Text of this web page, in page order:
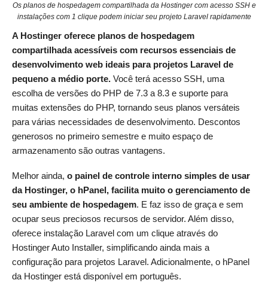
Os planos de hospedagem compartilhada da Hostinger com acesso SSH e
instalações com 1 clique podem iniciar seu projeto Laravel rapidamente
A Hostinger oferece planos de hospedagem
compartilhada acessíveis com recursos essenciais de
desenvolvimento web ideais para projetos Laravel de
pequeno a médio porte. Você terá acesso SSH, uma
escolha de versões do PHP de 7.3 a 8.3 e suporte para
muitas extensões do PHP, tornando seus planos versáteis
para várias necessidades de desenvolvimento. Descontos
generosos no primeiro semestre e muito espaço de
armazenamento são outras vantagens.
Melhor ainda, o painel de controle interno simples de usar
da Hostinger, o hPanel, facilita muito o gerenciamento de
seu ambiente de hospedagem. E faz isso de graça e sem
ocupar seus preciosos recursos de servidor. Além disso,
oferece instalação Laravel com um clique através do
Hostinger Auto Installer, simplificando ainda mais a
configuração para projetos Laravel. Adicionalmente, o hPanel
da Hostinger está disponível em português.